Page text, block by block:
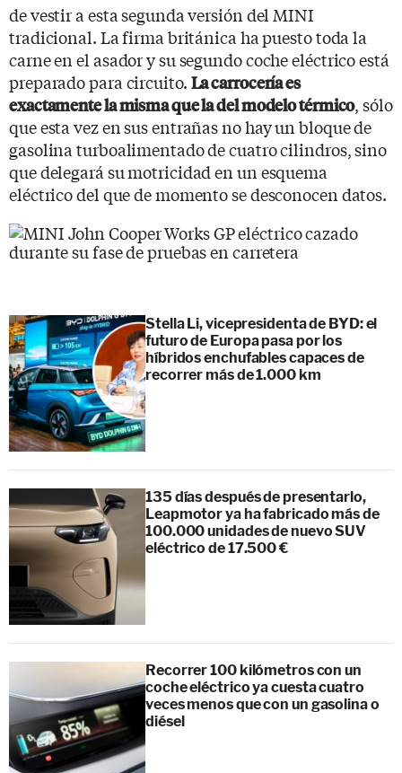
de vestir a esta segunda versión del MINI
tradicional. La firma británica ha puesto toda la
carne en el asador y su segundo coche eléctrico está
preparado para circuito. La carrocería es
exactamente la misma que la del modelo térmico, sólo
que esta vez en sus entrañas no hay un bloque de
gasolina turboalimentado de cuatro cilindros, sino
que delegará su motricidad en un esquema
eléctrico del que de momento se desconocen datos.
Stella Li, vicepresidenta de BYD: el
futuro de Europa pasa por los
híbridos enchufables capaces de
recorrer más de 1.000 km
135 días después de presentarlo,
Leapmotor ya ha fabricado más de
100.000 unidades de nuevo SUV
eléctrico de 17.500 €
Recorrer 100 kilómetros con un
coche eléctrico ya cuesta cuatro
veces menos que con un gasolina o
diésel